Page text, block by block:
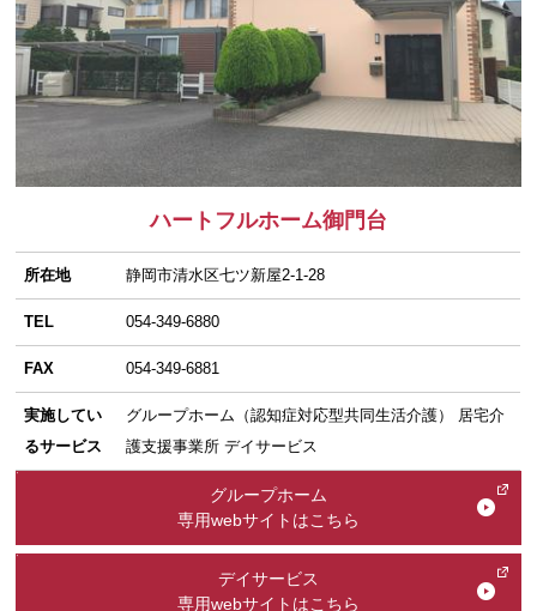
ハートフルホーム御門台
所在地 静岡市清水区七ツ新屋2-1-28
TEL 054-349-6880
FAX 054-349-6881
実施してい
るサービス
グループホーム（認知症対応型共同生活介護） 居宅介
護支援事業所 デイサービス
グループホーム
専用webサイトはこちら
デイサービス
専用webサイトはこちら